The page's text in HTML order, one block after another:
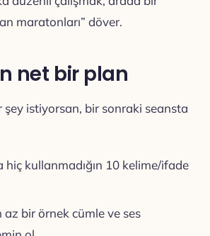
maratonları” döver.
net bir plan
şey istiyorsan, bir sonraki seansta
hiç kullanmadığın 10 kelime/ifade
az bir örnek cümle ve ses